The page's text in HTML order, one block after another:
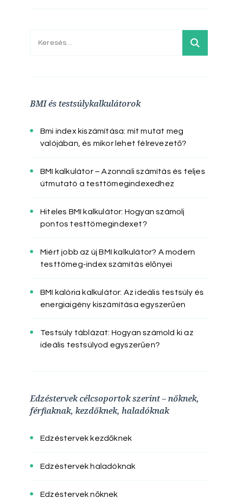
Keresés:
BMI és testsúlykalkulátorok
Bmi index kiszámítása: mit mutat meg
valójában, és mikor lehet félrevezető?
BMI kalkulátor – Azonnali számítás és teljes
útmutató a testtömegindexedhez
Hiteles BMI kalkulátor: Hogyan számolj
pontos testtömegindexet?
Miért jobb az új BMI kalkulátor? A modern
testtömeg-index számítás előnyei
BMI kalória kalkulátor: Az ideális testsúly és
energiaigény kiszámítása egyszerűen
Testsúly táblázat: Hogyan számold ki az
ideális testsúlyod egyszerűen?
Edzéstervek célcsoportok szerint – nőknek,
férfiaknak, kezdőknek, haladóknak
Edzéstervek kezdőknek
Edzéstervek haladóknak
Edzéstervek nőknek